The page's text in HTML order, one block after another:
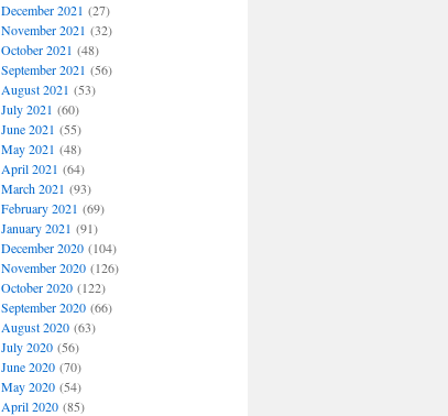
December 2021 (27)
November 2021 (32)
October 2021 (48)
September 2021 (56)
August 2021 (53)
July 2021 (60)
June 2021 (55)
May 2021 (48)
April 2021 (64)
March 2021 (93)
February 2021 (69)
January 2021 (91)
December 2020(104)
November 2020(126)
October 2020(122)
September 2020(66)
August 2020(63)
July 2020(56)
June 2020(70)
May 2020(54)
April 2020(85)